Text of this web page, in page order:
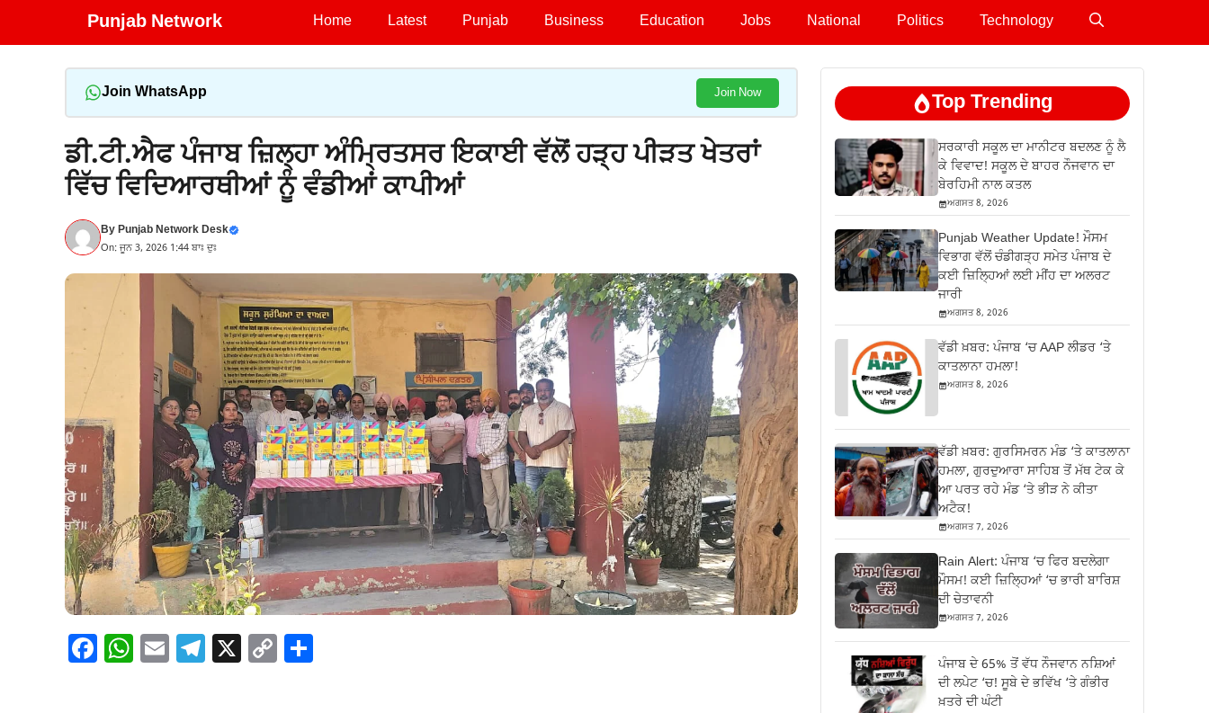
Punjab Network Home Latest Punjab Business Education Jobs National Politics Technology
Join WhatsApp Join Now
ਡੀ.ਟੀ.ਐਫ ਪੰਜਾਬ ਜ਼ਿਲ੍ਹਾ ਅੰਮ੍ਰਿਤਸਰ ਇਕਾਈ ਵੱਲੋਂ ਹੜ੍ਹ ਪੀੜਤ ਖੇਤਰਾਂ
ਵਿੱਚ ਵਿਦਿਆਰਥੀਆਂ ਨੂੰ ਵੰਡੀਆਂ ਕਾਪੀਆਂ
ByPunjab Network Desk
On: ਜੂਨ 3, 2026 1:44 ਬਾਃ ਦੁਃ
F W E T X C
Top Trending
ਸਰਕਾਰੀ ਸਕੂਲ ਦਾ ਮਾਨੀਟਰ ਬਦਲਣ ਨੂੰ ਲੈ
ਕੇ ਵਿਵਾਦ! ਸਕੂਲ ਦੇ ਬਾਹਰ ਨੌਜਵਾਨ ਦਾ
ਬੇਰਹਿਮੀ ਨਾਲ ਕਤਲ
ਅਗਸਤ 8, 2026
Punjab Weather Update! ਮੌਸਮ
ਵਿਭਾਗ ਵੱਲੋਂ ਚੰਡੀਗੜ੍ਹ ਸਮੇਤ ਪੰਜਾਬ ਦੇ
ਕਈ ਜ਼ਿਲ੍ਹਿਆਂ ਲਈ ਮੀਂਹ ਦਾ ਅਲਰਟ
ਜਾਰੀ
ਅਗਸਤ 8, 2026
ਵੱਡੀ ਖ਼ਬਰ: ਪੰਜਾਬ ‘ਚ AAP ਲੀਡਰ ‘ਤੇ
ਕਾਤਲਾਨਾ ਹਮਲਾ!
ਅਗਸਤ 8, 2026
ਵੱਡੀ ਖ਼ਬਰ: ਗੁਰਸਿਮਰਨ ਮੰਡ ‘ਤੇ ਕਾਤਲਾਨਾ
ਹਮਲਾ, ਗੁਰਦੁਆਰਾ ਸਾਹਿਬ ਤੋਂ ਮੱਥ ਟੇਕ ਕੇ
ਆ ਪਰਤ ਰਹੇ ਮੰਡ ‘ਤੇ ਭੀੜ ਨੇ ਕੀਤਾ
ਅਟੈਕ!
ਅਗਸਤ 7, 2026
Rain Alert: ਪੰਜਾਬ ‘ਚ ਫਿਰ ਬਦਲੇਗਾ
ਮੌਸਮ! ਕਈ ਜ਼ਿਲ੍ਹਿਆਂ ‘ਚ ਭਾਰੀ ਬਾਰਿਸ਼
ਦੀ ਚੇਤਾਵਨੀ
ਅਗਸਤ 7, 2026
ਪੰਜਾਬ ਦੇ 65% ਤੋਂ ਵੱਧ ਨੌਜਵਾਨ ਨਸ਼ਿਆਂ
ਦੀ ਲਪੇਟ ‘ਚ! ਸੂਬੇ ਦੇ ਭਵਿੱਖ ‘ਤੇ ਗੰਭੀਰ
ਖ਼ਤਰੇ ਦੀ ਘੰਟੀ